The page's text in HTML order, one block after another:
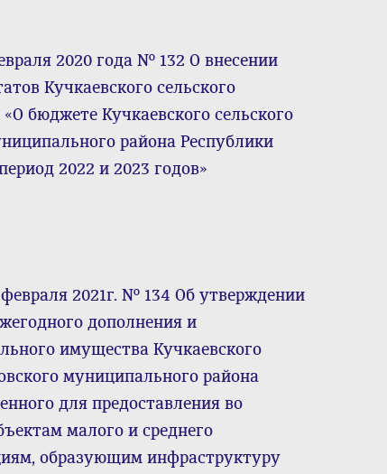
2020 года № 132 О внесении
Кучкаевского сельского
бюджете Кучкаевского сельского
района Республики
2022 и 2023 годов»
2021г. № 134 Об утверждении
дополнения и
имущества Кучкаевского
муниципального района
для предоставления во
малого и среднего
образующим инфраструктуру